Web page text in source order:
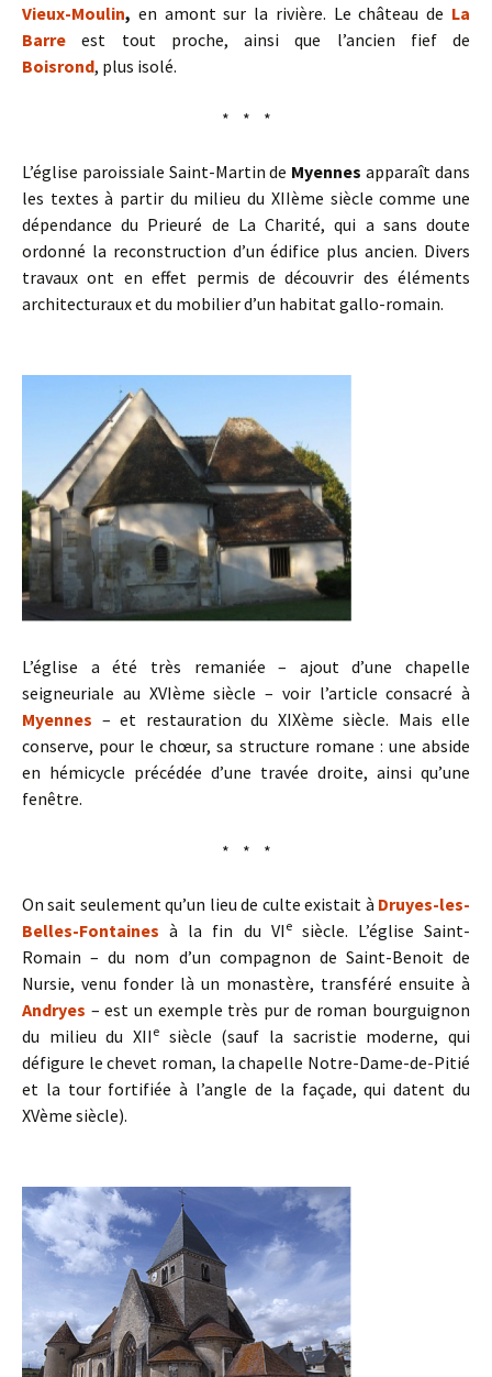
Vieux-Moulin, en amont sur la rivière. Le château de La
Barre
est tout proche, ainsi que l’ancien fief de
Boisrond, plus isolé.
* * *
L’église paroissiale Saint-Martin de Myennes apparaît dans
les textes à partir du milieu du XIIème siècle comme une
dépendance du Prieuré de La Charité, qui a sans doute
ordonné la reconstruction d’un édifice plus ancien. Divers
travaux ont en effet permis de découvrir des éléments
architecturaux et du mobilier d’un habitat gallo-romain.
L’église a été très remaniée – ajout d’une chapelle
seigneuriale au XVIème siècle – voir l’article consacré à
Myennes – et restauration du XIXème siècle. Mais elle
conserve, pour le chœur, sa structure romane : une abside
en hémicycle précédée d’une travée droite, ainsi qu’une
fenêtre.
* * *
On sait seulement qu’un lieu de culte existait à Druyes-les-
Belles-Fontaines à la fin du VI esiècle. L’église Saint-
Romain – du nom d’un compagnon de Saint-Benoit de
Nursie, venu fonder là un monastère, transféré ensuite à
Andryes – est un exemple très pur de roman bourguignon
du milieu du XII e siècle (sauf la sacristie moderne, qui
défigure le chevet roman, la chapelle Notre-Dame-de-Pitié
et la tour fortifiée à l’angle de la façade, qui datent du
XVème siècle).